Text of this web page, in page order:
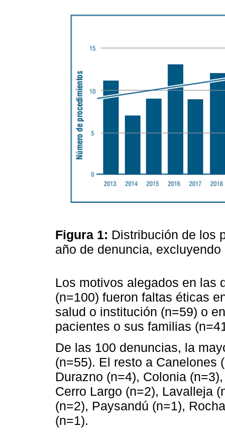
Figura 1: Distribución de los
año de denuncia,
Los motivos alegados en las
(n=100) fueron faltas éticas
salud o institución (n=59) o
pacientes o sus familias
De las 100 denuncias, la
(n=55). El resto a Canelones
Durazno (n=4), Colonia
Cerro Largo (n=2), Lavalleja
(n=2), Paysandú (n=1),
(n=1).